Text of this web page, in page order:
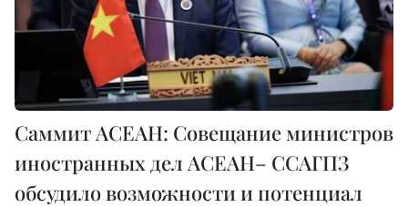
Саммит АСЕАН: Совещание министров
иностранных дел АСЕАН– ССАГПЗ
обсудило возможности и потенциал